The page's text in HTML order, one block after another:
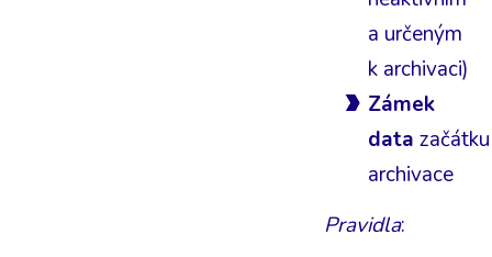
a určeným
k archivaci)
Zámek
data začátku
archivace
Pravidla: